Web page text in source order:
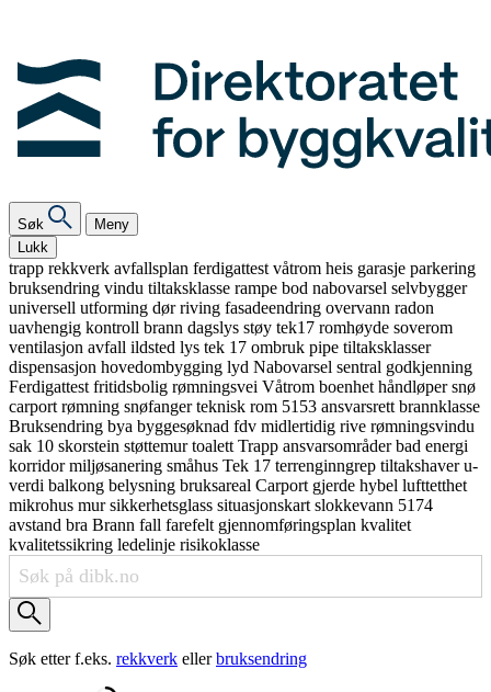
Søk
Meny
Lukk
trapp rekkverk avfallsplan ferdigattest våtrom heis garasje parkering
bruksendring vindu tiltaksklasse rampe bod nabovarsel selvbygger
universell utforming dørriving fasadeendring overvann radon
uavhengig kontroll brann dagslys støy tek17 romhøyde soverom
ventilasjon avfall ildsted lys tek 17 ombruk pipe tiltaksklasser
dispensasjon hovedombygging lyd Nabovarsel sentral godkjenning
Ferdigattest fritidsbolig rømningsvei Våtrom boenhet håndløpersnø
carport rømning snøfangerteknisk rom 5153 ansvarsrett brannklasse
Bruksendring bya byggesøknad fdv midlertidig rive rømningsvindu
sak 10 skorstein støttemurtoalett Trapp ansvarsområderbad energi
korridormiljøsanering småhus Tek 17 terrenginngrep tiltakshaveru-
verdi balkong belysning bruksareal Carport gjerde hybel lufttetthet
mikrohus mursikkerhetsglass situasjonskart slokkevann 5174
avstand bra Brann fall farefelt gjennomføringsplan kvalitet
kvalitetssikring ledelinje risikoklasse
Søk etter f.eks. rekkverk ellerbruksendring